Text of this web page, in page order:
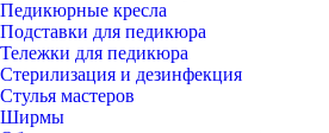
Педикюрные кресла
Подставки для педикюра
Тележки для педикюра
Стерилизация и дезинфекция
Стулья мастеров
Ширмы